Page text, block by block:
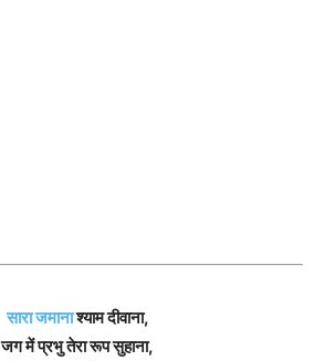
सारा जमानाश्याम दीवाना,
जग में प्रभु तेरा रूप सुहाना,